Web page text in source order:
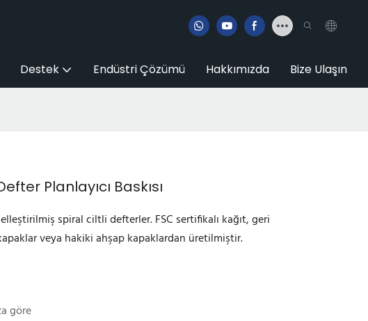
Destek Endüstri Çözümü Hakkımızda Bize Ulaşın
Planlayıcı Baskısı
spiral ciltli defterler. FSC sertifikalı kağıt, geri
veya hakiki ahşap kapaklardan üretilmiştir.
göre